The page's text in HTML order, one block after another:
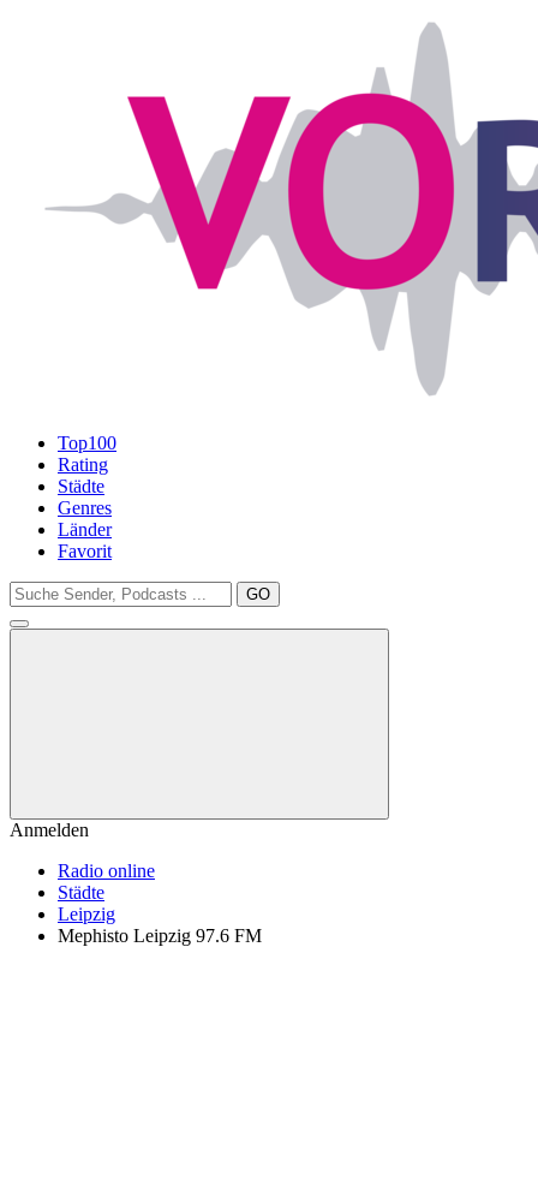
Top100
Rating
Städte
Genres
Länder
Favorit
GO
Anmelden
Radio online
Städte
Leipzig
Mephisto Leipzig 97.6 FM